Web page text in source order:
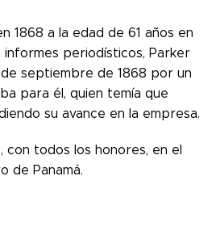
1868 a la edad de 61 años en
informes periodísticos, Parker
septiembre de 1868 por un
para él, quien temía que
su avance en la empresa.
todos los honores, en el
de Panamá.